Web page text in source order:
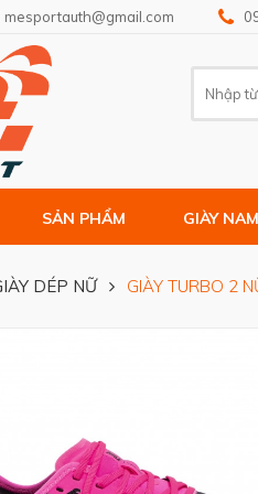
mesportauth@gmail.com
SẢN PHẨM GIÀY NAM
DÉP NỮ GIÀY TURBO 2